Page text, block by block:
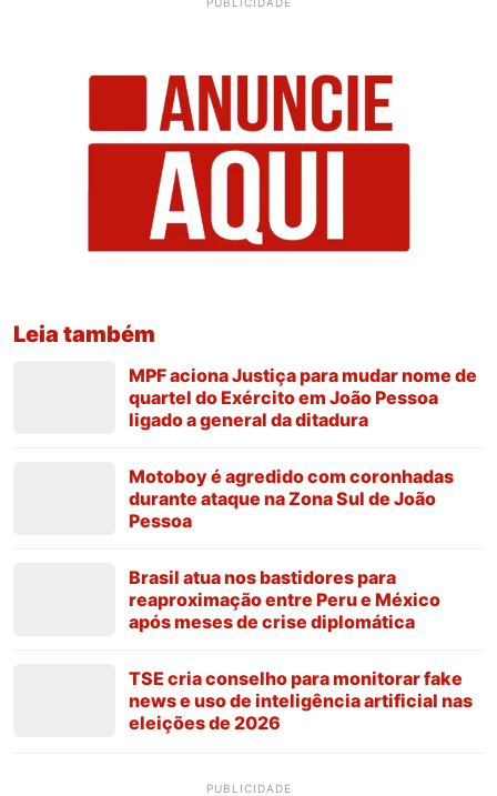
Leia também
MPF aciona Justiça para mudar nome de
quartel do Exército em João Pessoa
ligado a general da ditadura
Motoboy é agredido com coronhadas
durante ataque na Zona Sul de João
Pessoa
Brasil atua nos bastidores para
reaproximação entre Peru e México
após meses de crise diplomática
TSE cria conselho para monitorar fake
news e uso de inteligência artificial nas
eleições de 2026
PUBLICIDADE